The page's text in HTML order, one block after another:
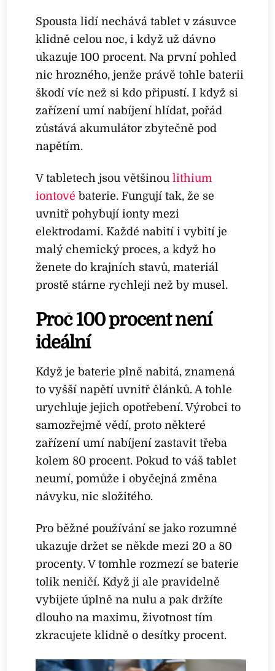
Spousta lidí nechává tablet v zásuvce
klidně celou noc, i když už dávno
ukazuje 100 procent. Na první pohled
nic hrozného, jenže právě tohle baterii
škodí víc než si kdo připustí. I když si
zařízení umí nabíjení hlídat, pořád
zůstává akumulátor zbytečně pod
napětím.
V tabletech jsou většinoulithium
iontové baterie. Fungují tak, že se
uvnitř pohybují ionty mezi
elektrodami. Každé nabití i vybití je
malý chemický proces, a když ho
ženete do krajních stavů, materiál
prostě stárne rychleji než by musel.
Proč 100 procent není
ideální
Když je baterie plně nabitá, znamená
to vyšší napětí uvnitř článků. A tohle
urychluje jejich opotřebení. Výrobci to
samozřejmě vědí, proto některé
zařízení umí nabíjení zastavit třeba
kolem 80 procent. Pokud to váš tablet
neumí, pomůže i obyčejná změna
návyku, nic složitého.
Pro běžné používání se jako rozumné
ukazuje držet se někde mezi 20 a 80
procenty. V tomhle rozmezí se baterie
tolik neničí. Když ji ale pravidelně
vybijete úplně na nulu a pak držíte
dlouho na maximu, životnost tím
zkracujete klidně o desítky procent.